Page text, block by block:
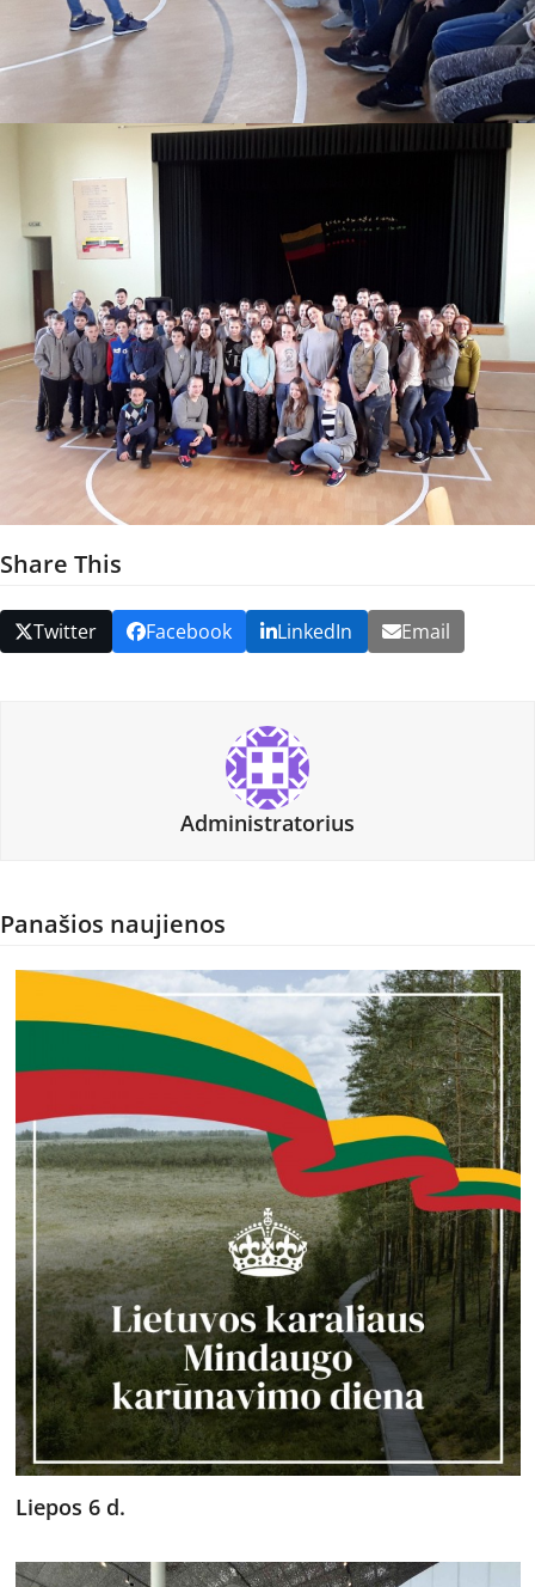
Share This
Twitter Facebook LinkedIn Email
Administratorius
Panašios naujienos
Liepos 6 d.